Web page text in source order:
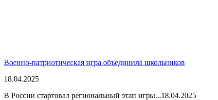
Военно-патриотическая игра объединила школьников
18.04.2025
В России стартовал региональный этап игры...18.04.2025